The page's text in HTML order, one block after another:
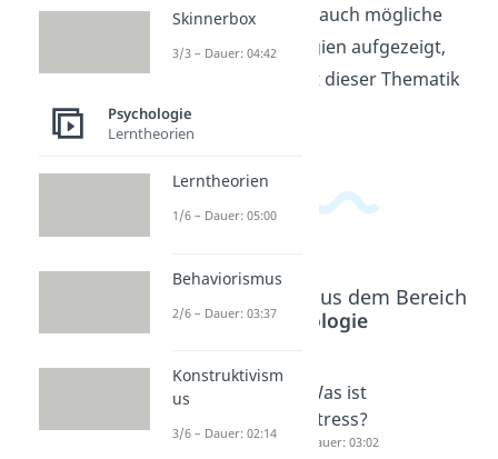
kann. Dabei werden auch mögliche
Bewältigungsstrategien aufgezeigt,
um dir zu helfen, mit dieser Thematik
umzugehen.
Beliebte Inhalte aus dem Bereich
Psychologie
Ängste
den
Dauer: 04:32
Was ist
Stress?
Dauer: 03:02
Skinnerbox
3/3 – Dauer: 04:42
Psychologie
Lerntheorien
Lerntheorien
1/6 – Dauer: 05:00
Behaviorismus
2/6 – Dauer: 03:37
Konstruktivism
us
3/6 – Dauer: 02:14